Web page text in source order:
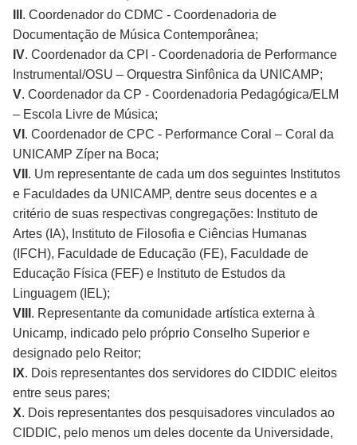
. Coordenador do CDMC - Coordenadoria de
Documentação de Música Contemporânea;
IV. Coordenador da CPI - Coordenadoria de Performance
Instrumental/OSU – Orquestra Sinfônica da UNICAMP;
V. Coordenador da CP - Coordenadoria Pedagógica/ELM
– Escola Livre de Música;
VI . Coordenador de CPC - Performance Coral – Coral da
UNICAMP Zíper na Boca;
VII . Um representante de cada um dos seguintes Institutos
e Faculdades da UNICAMP, dentre seus docentes e a
critério de suas respectivas congregações: Instituto de
Artes (IA), Instituto de Filosofia e Ciências Humanas
(IFCH), Faculdade de Educação (FE), Faculdade de
Educação Física (FEF) e Instituto de Estudos da
Linguagem (IEL);
VIII . Representante da comunidade artística externa à
Unicamp, indicado pelo próprio Conselho Superior e
designado pelo Reitor;
IX. Dois representantes dos servidores do CIDDIC eleitos
entre seus pares;
X. Dois representantes dos pesquisadores vinculados ao
CIDDIC, pelo menos um deles docente da Universidade,